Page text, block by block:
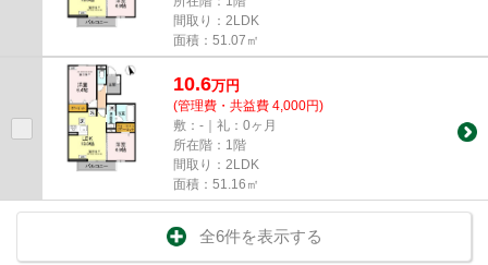
間取り：2LDK
面積：51.07㎡
10.6万円
(管理費・共益費 4,000円)
敷：-｜礼：0ヶ月
所在階：1階
間取り：2LDK
面積：51.16㎡
全6件を表示する